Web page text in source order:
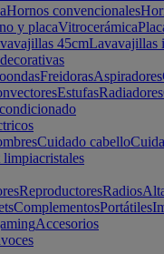
Hornos convencionales
y placaVitrocerámica
45cmLavavajillas
FreidorasAspiradores
EstufasRadiadores
Cuidado cabello
ReproductoresRadios
ComplementosPortátiles
Accesorios